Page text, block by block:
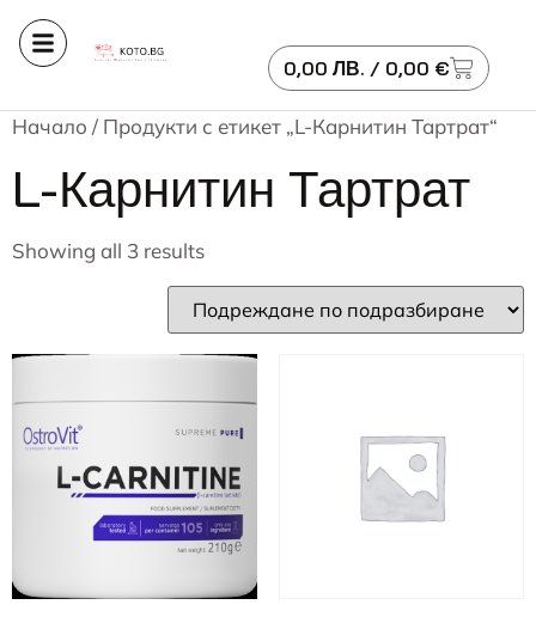
0,00 ЛВ. / 0,00 €
Начало / Продукти с етикет „L-Карнитин Тартрат“
L-Карнитин Тартрат
Showing all 3 results